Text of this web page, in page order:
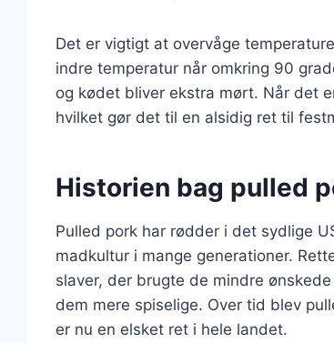
Det er vigtigt at overvåge
indre temperatur når omkring 90
og kødet bliver ekstra mørt. Når det
hvilket gør det til en alsidig ret til
Historien bag pulled
Pulled pork har rødder i det sydlige
madkultur i mange generationer.
slaver, der brugte de mindre
dem mere spiselige. Over tid blev
er nu en elsket ret i hele landet.